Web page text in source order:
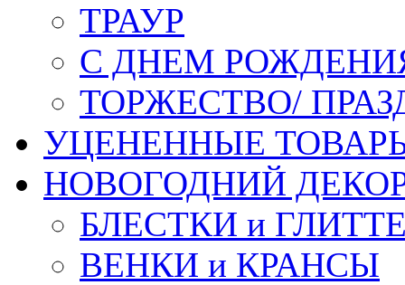
ТРАУР
С ДНЕМ
ТОРЖЕСТВО/
УЦЕНЕННЫЕ
НОВОГОДНИЙ
БЛЕСТКИ и
ВЕНКИ и КРАНСЫ